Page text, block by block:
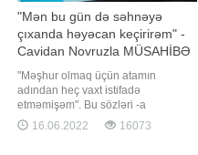
"Mən bu gün də səhnəyə
çıxanda həyəcan keçirirəm" -
Cavidan Novruzla MÜSAHİBƏ
"Məşhur olmaq üçün atamın
adından heç vaxt istifadə
etməmişəm". Bu sözləri -a
müsahibəsində məşhur aktyor,
müğənni Cavidan Novruz deyib.
16.06.2022 16073